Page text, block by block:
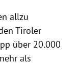
allzu
Tiroler
über 20.000
als